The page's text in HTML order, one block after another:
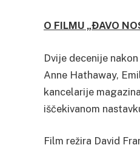
O FILMU „ĐAVO
Dvije decenije
Anne Hathaway,
kancelarije
iščekivanom
Film režira David